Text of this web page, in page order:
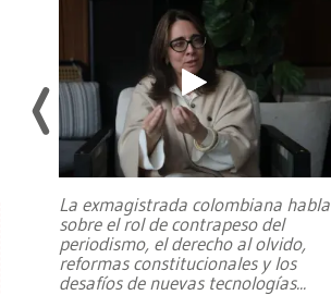
La exmagistrada colombiana habla
sobre el rol de contrapeso del
periodismo, el derecho al olvido,
reformas constitucionales y los
desafíos de nuevas tecnologías...